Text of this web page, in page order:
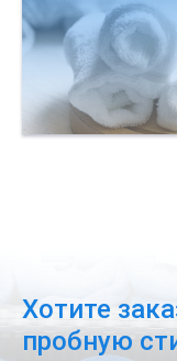
Хотите
пробную